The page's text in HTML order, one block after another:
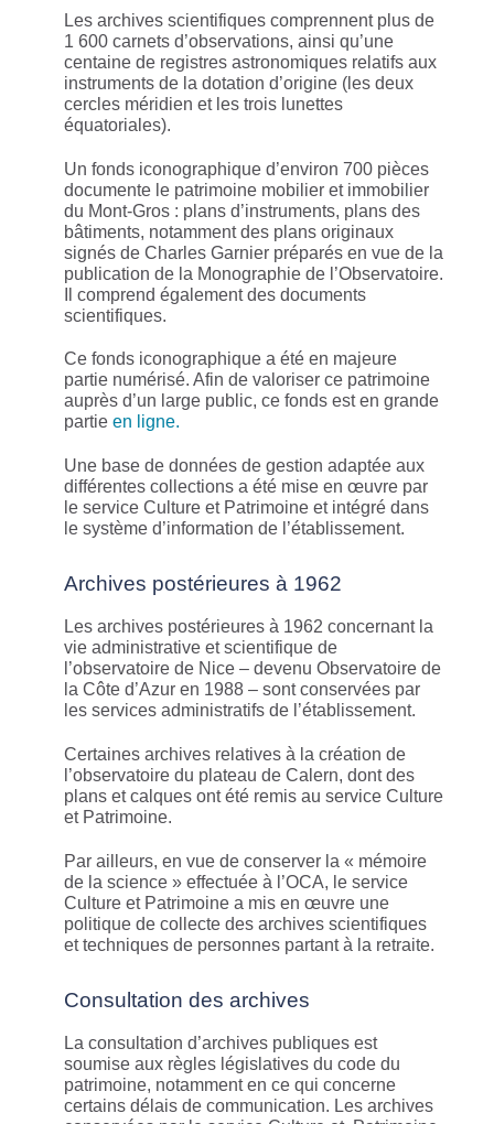
Les archives scientifiques comprennent plus de
1 600 carnets d’observations, ainsi qu’une
centaine de registres astronomiques relatifs aux
instruments de la dotation d’origine (les deux
cercles méridien et les trois lunettes
équatoriales).
Un fonds iconographique d’environ 700 pièces
documente le patrimoine mobilier et immobilier
du Mont-Gros : plans d’instruments, plans des
bâtiments, notamment des plans originaux
signés de Charles Garnier préparés en vue de la
publication de la Monographie de l’Observatoire.
Il comprend également des documents
scientifiques.
Ce fonds iconographique a été en majeure
partie numérisé. Afin de valoriser ce patrimoine
auprès d’un large public, ce fonds est en grande
partie en ligne.
Une base de données de gestion adaptée aux
différentes collections a été mise en œuvre par
le service Culture et Patrimoine et intégré dans
le système d’information de l’établissement.
Archives postérieures à 1962
Les archives postérieures à 1962 concernant la
vie administrative et scientifique de
l’observatoire de Nice – devenu Observatoire de
la Côte d’Azur en 1988 – sont conservées par
les services administratifs de l’établissement.
Certaines archives relatives à la création de
l’observatoire du plateau de Calern, dont des
plans et calques ont été remis au service Culture
et Patrimoine.
Par ailleurs, en vue de conserver la « mémoire
de la science » effectuée à l’OCA, le service
Culture et Patrimoine a mis en œuvre une
politique de collecte des archives scientifiques
et techniques de personnes partant à la retraite.
Consultation des archives
La consultation d’archives publiques est
soumise aux règles législatives du code du
patrimoine, notamment en ce qui concerne
certains délais de communication. Les archives